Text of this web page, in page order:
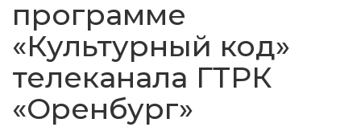
программе
«Культурный код»
телеканала ГТРК
«Оренбург»